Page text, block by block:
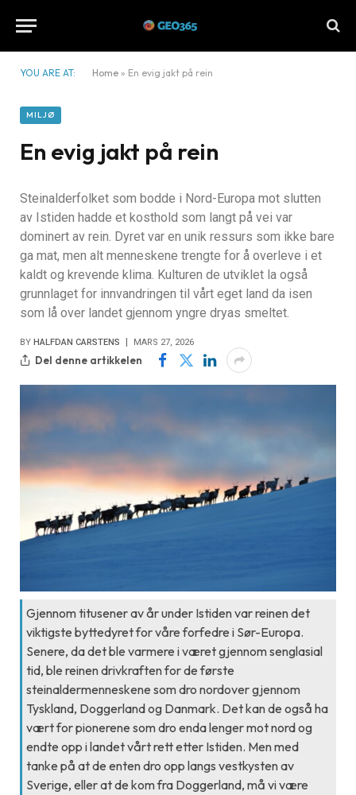
YOU ARE AT: Home » En evig jakt på rein
MILJØ
En evig jakt på rein
Steinalderfolket som bodde i Nord-Europa mot slutten
av Istiden hadde et kosthold som langt på vei var
dominert av rein. Dyret var en unik ressurs som ikke bare
ga mat, men alt menneskene trengte for å overleve i et
kaldt og krevende klima. Kulturen de utviklet la også
grunnlaget for innvandringen til vårt eget land da isen
som lå over landet gjennom yngre dryas smeltet.
BY HALFDAN CARSTENS MARS 27, 2026
Del denne artikkelen
Gjennom titusener av år under Istiden var reinen det
viktigste byttedyret for våre forfedre i Sør-Europa.
Senere, da det ble varmere i været gjennom senglasial
tid, ble reinen drivkraften for de første
steinaldermenneskene som dro nordover gjennom
Tyskland, Doggerland og Danmark. Det kan de også ha
vært for pionerene som dro enda lenger mot nord og
endte opp i landet vårt rett etter Istiden. Men med
tanke på at de enten dro opp langs vestkysten av
Sverige, eller at de kom fra Doggerland, må vi være